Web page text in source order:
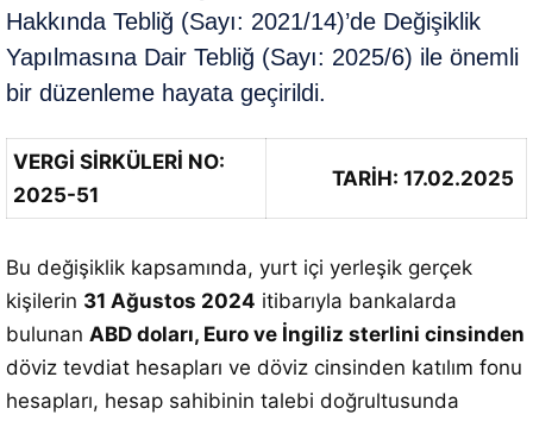
Hakkında Tebliğ (Sayı: 2021/14)’de Değişiklik
Yapılmasına Dair Tebliğ (Sayı: 2025/6) ile önemli
bir düzenleme hayata geçirildi.
VERGİ SİRKÜLERİ NO:
2025-51
TARİH: 17.02.2025
Bu değişiklik kapsamında, yurt içi yerleşik gerçek
kişilerin 31 Ağustos 2024 itibarıyla bankalarda
bulunan ABD doları, Euro ve İngiliz sterlini cinsinden
döviz tevdiat hesapları ve döviz cinsinden katılım fonu
hesapları, hesap sahibinin talebi doğrultusunda